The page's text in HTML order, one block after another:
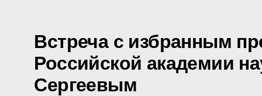
Встреча с избранным
Российской академии
Сергеевым